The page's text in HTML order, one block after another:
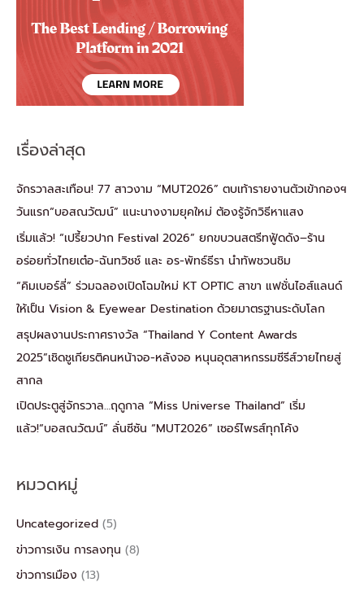
เรื่องล่าสุด
จักรวาลสะเทือน! 77 สาวงาม “MUT2026” ตบเท้ารายงานตัวเข้ากองฯ
วันแรก“บอสณวัฒน์” แนะนางงามยุคใหม่ ต้องรู้จักวิธีหาแสง
เริ่มแล้ว! “เปรี้ยวปาก Festival 2026” ยกขบวนสตรีทฟู้ดดัง–ร้าน
อร่อยทั่วไทยเต๋อ-ฉันทวิชช์ และ อร-พัทธ์ธีรา นำทัพชวนชิม
“คิมเบอร์ลี่” ร่วมฉลองเปิดโฉมใหม่ KT OPTIC สาขา แฟชั่นไอส์แลนด์
ให้เป็น Vision & Eyewear Destination ด้วยมาตรฐานระดับโลก
สรุปผลงานประกาศรางวัล “Thailand Y Content Awards
2025”เชิดชูเกียรติคนหน้าจอ-หลังจอ หนุนอุตสาหกรรมซีรีส์วายไทยสู่
สากล
เปิดประตูสู่จักรวาล…ฤดูกาล “Miss Universe Thailand” เริ่ม
แล้ว!“บอสณวัฒน์” ลั่นซีซัน “MUT2026” เซอร์ไพรส์ทุกโค้ง
หมวดหมู่
Uncategorized (5)
ข่าวการเงิน การลงทุน (8)
ข่าวการเมือง (13)